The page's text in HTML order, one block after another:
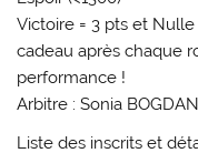
Victoire = 3 pts et
cadeau après chaque
performance !
Arbitre : Sonia
Liste des inscrits et